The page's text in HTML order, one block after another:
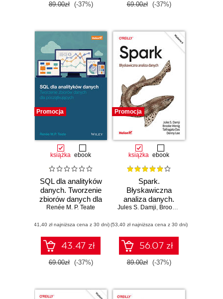
89.00zł (-37%) 69.00zł (-37%)
Promocja
książka ebook
SQL dla analityków
danych. Tworzenie
zbiorów danych dla
początkujących
Renée M. P. Teate
(41,40 zł najniższa cena z 30 dni)
43.47 zł
69.00zł (-37%)
Promocja
książka ebook
Spark.
Błyskawiczna
analiza danych.
Wydanie II
Jules S. Damji, Brooke Wenig
(53,40 zł najniższa cena z 30 dni)
56.07 zł
89.00zł (-37%)